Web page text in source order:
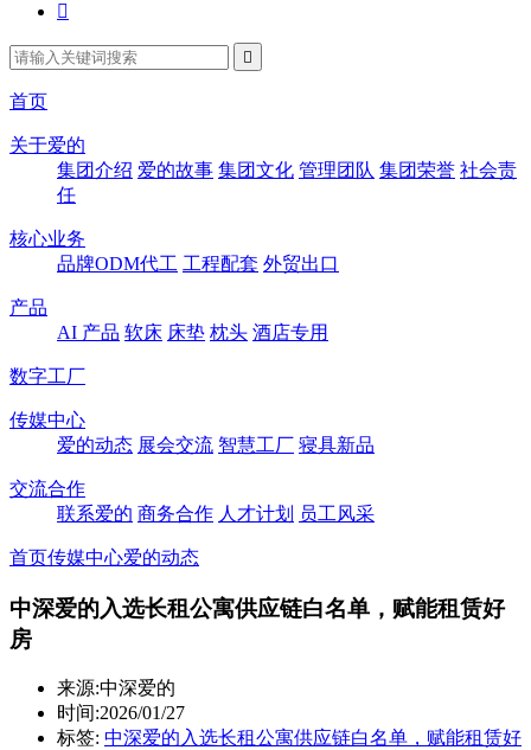


首页
关于爱的
集团介绍 爱的故事 集团文化 管理团队 集团荣誉 社会责
任
核心业务
品牌ODM代工 工程配套 外贸出口
产品
AI 产品 软床 床垫 枕头 酒店专用
数字工厂
传媒中心
爱的动态 展会交流 智慧工厂 寝具新品
交流合作
联系爱的 商务合作 人才计划 员工风采
首页传媒中心爱的动态
中深爱的入选长租公寓供应链白名单，赋能租赁好
房
来源:中深爱的
时间:2026/01/27
标签: 中深爱的入选长租公寓供应链白名单，赋能租赁好